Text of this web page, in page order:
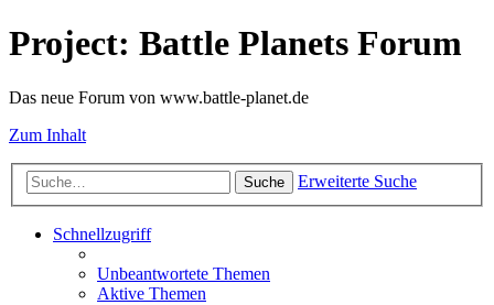
Project: Battle Planets Forum
Das neue Forum von www.battle-planet.de
Zum Inhalt
Suche Erweiterte Suche
Schnellzugriff
Unbeantwortete Themen
Aktive Themen